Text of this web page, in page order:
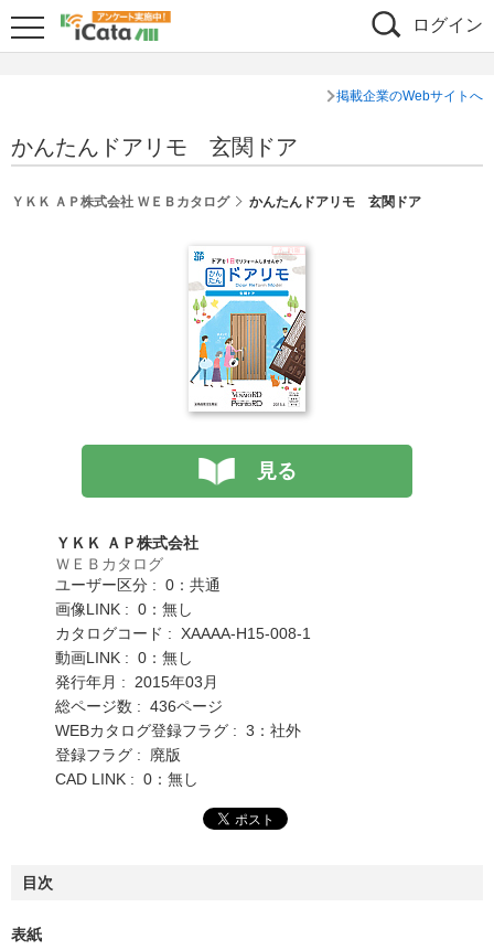
ログイン
掲載企業のWebサイトへ
かんたんドアリモ 玄関ドア
ＹＫＫ ＡＰ株式会社 ＷＥＢカタログ かんたんドアリモ 玄関ドア
見る
ＹＫＫ ＡＰ株式会社
ＷＥＢカタログ
ユーザー区分 : 0：共通
画像LINK : 0：無し
カタログコード : XAAAA-H15-008-1
動画LINK : 0：無し
発行年月 : 2015年03月
総ページ数 : 436ページ
WEBカタログ登録フラグ : 3：社外
登録フラグ : 廃版
CAD LINK : 0：無し
目次
表紙